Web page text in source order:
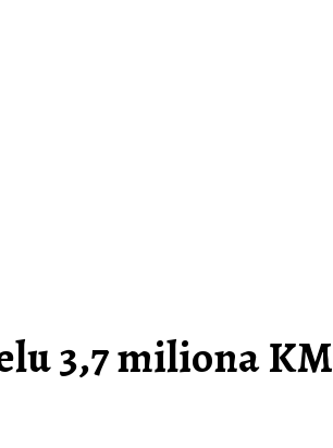
3,7 miliona KM